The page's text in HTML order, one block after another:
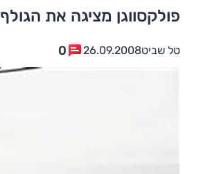
פולקסווגן מציגה את הגולף GTI החדשה, בינתיים כקונספט – אך הנתונים קצת מאכזבים
טל שביט26.09.2008
0